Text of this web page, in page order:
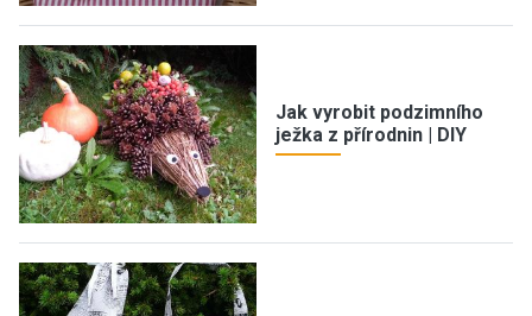
Jak vyrobit podzimního
ježka z přírodnin | DIY